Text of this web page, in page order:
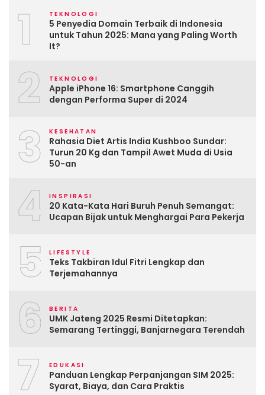
1 TEKNOLOGI
5 Penyedia Domain Terbaik di Indonesia
untuk Tahun 2025: Mana yang Paling Worth
It?
2 TEKNOLOGI
Apple iPhone 16: Smartphone Canggih
dengan Performa Super di 2024
3 KESEHATAN
Rahasia Diet Artis India Kushboo Sundar:
Turun 20 Kg dan Tampil Awet Muda di Usia
50-an
4 INSPIRASI
20 Kata-Kata Hari Buruh Penuh Semangat:
Ucapan Bijak untuk Menghargai Para Pekerja
5 LIFESTYLE
Teks Takbiran Idul Fitri Lengkap dan
Terjemahannya
6 BERITA
UMK Jateng 2025 Resmi Ditetapkan:
Semarang Tertinggi, Banjarnegara Terendah
7 EDUKASI
Panduan Lengkap Perpanjangan SIM 2025:
Syarat, Biaya, dan Cara Praktis